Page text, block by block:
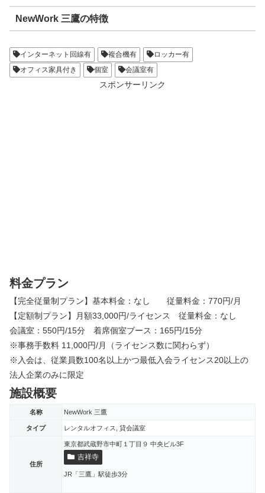
NewWork 三鷹の特徴
インターネット回線有 複合機有
ロッカー有
オフィス家具付き
個室 会議室有
スポンサーリンク
料金プラン
【完全従量制プラン】基本料金：なし 従量料金：770円/月
【定額制プラン】月額33,000円/ライセンス 従量料金：なし
会議室：550円/15分 着席個室ブース：165円/15分
※事務手数料 11,000円/月（ライセンス数に関わらず）
※入会は、従業員数100名以上かつ最低入会ライセンス20以上の
法人企業のみに限定
施設概要
名称 NewWork 三鷹
タイプ レンタルオフィス, 貸会議室
住所
東京都武蔵野市中町１丁目９ 中央ビル3F
吉祥寺
JR「三鷹」駅徒歩3分